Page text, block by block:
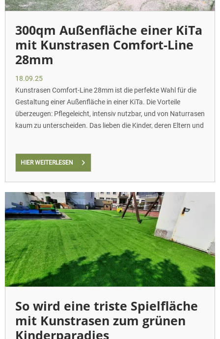
300qm Außenfläche einer KiTa
mit Kunstrasen Comfort-Line
28mm
18.09.25
Kunstrasen Comfort-Line 28mm ist die perfekte Wahl für die
Gestaltung einer Außenfläche in einer KiTa. Die Vorteile
überzeugen: Pflegeleicht, intensiv nutzbar, und von Naturrasen
kaum zu unterscheiden. Das lieben die Kinder, deren Eltern und
HIER WEITERLESEN
So wird eine triste Spielfläche
mit Kunstrasen zum grünen
Kinderparadies